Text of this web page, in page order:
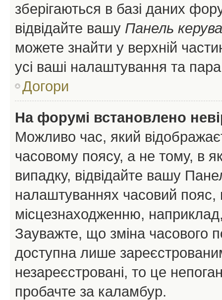
зберігаються в базі даних
відвідайте вашу Панель
можете знайти у верхній
усі ваші налаштування та
Догори
На форумі встановлено
Можливо час, який
часовому поясу, а не тому, в
випадку, відвідайте вашу
налаштуваннях часовий пояс,
місцезнаходженню,
Зауважте, що зміна часового
доступна лише
незареєстровані, то це
пробачте за каламбур.